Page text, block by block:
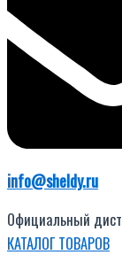
info@sheldy.ru
Официальный
КАТАЛОГ ТОВАРОВ